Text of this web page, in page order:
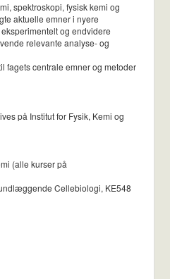
spektroskopi, fysisk kemi og
aktuelle emner i nyere
og endvidere
relevante analyse- og
fagets centrale emner og metoder
på Institut for Fysik, Kemi og
(alle kurser på
Cellebiologi, KE548